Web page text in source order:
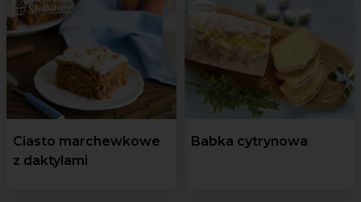
Ciasto marchewkowe
z daktylami
Babka cytrynowa